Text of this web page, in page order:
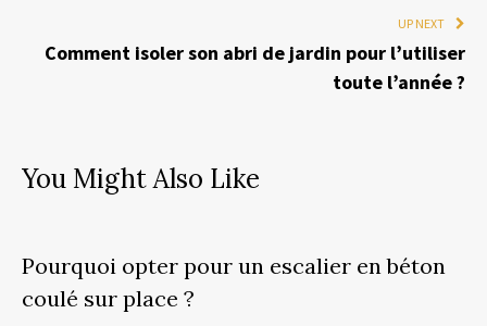
UP NEXT
Comment isoler son abri de jardin pour l’utiliser
toute l’année ?
You Might Also Like
Pourquoi opter pour un escalier en béton
coulé sur place ?